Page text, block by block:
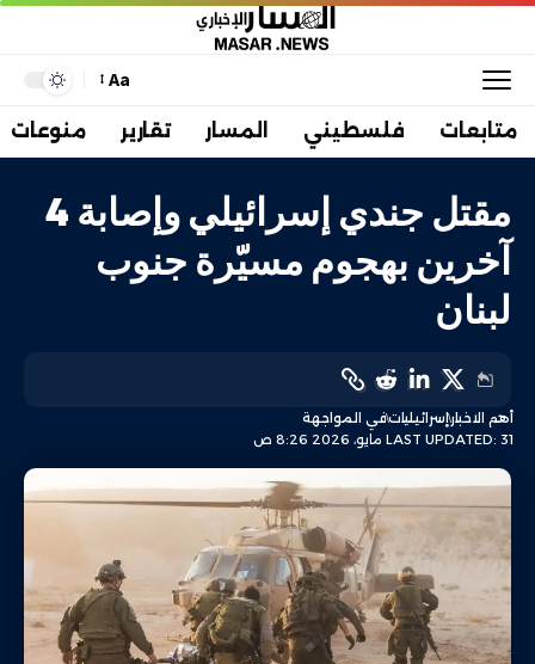
Aa
متابعات فلسطيني المسار تقارير منوعات
مقتل جندي إسرائيلي وإصابة 4
آخرين بهجوم مسيّرة جنوب
لبنان
LAST UPDATED: 31 مايو، 2026 8:26 ص
أهم الاخبارإسرائيلياتفي المواجهة